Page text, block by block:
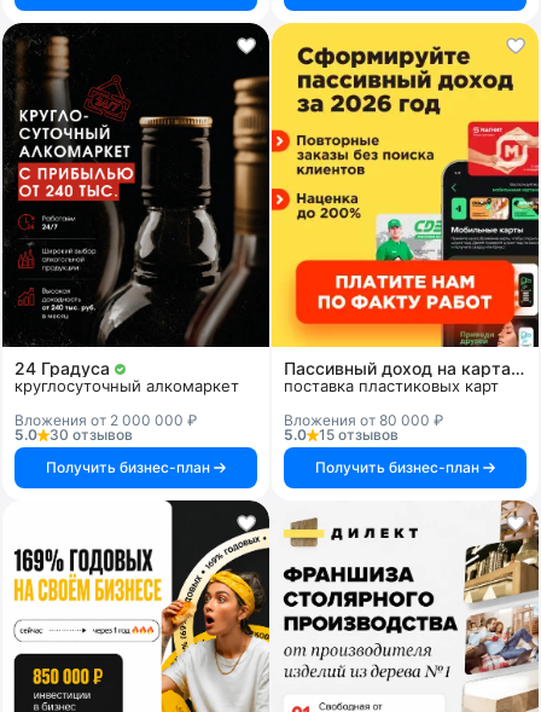
24 Градуса
круглосуточный алкомаркет
Вложения от 2 000 000 ₽
5.0
30 отзывов
Получить бизнес-план
Пассивный доход на картах и системах
поставка пластиковых карт
Вложения от 80 000 ₽
5.0
15 отзывов
Получить бизнес-план